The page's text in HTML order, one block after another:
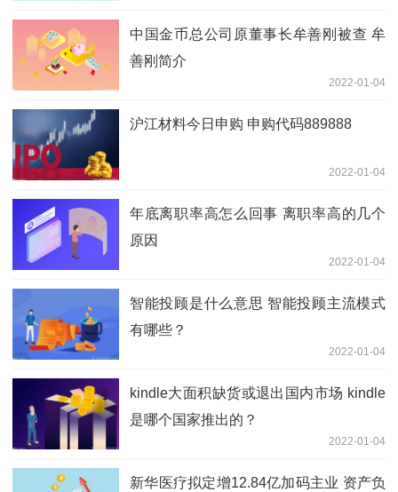
中国金币总公司原董事长牟善刚被查 牟
善刚简介
2022-01-04
沪江材料今日申购 申购代码889888
2022-01-04
年底离职率高怎么回事 离职率高的几个
原因
2022-01-04
智能投顾是什么意思 智能投顾主流模式
有哪些？
2022-01-04
kindle大面积缺货或退出国内市场 kindle
是哪个国家推出的？
2022-01-04
新华医疗拟定增12.84亿加码主业 资产负